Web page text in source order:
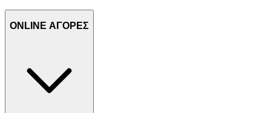
ONLINE ΑΓΟΡΕΣ